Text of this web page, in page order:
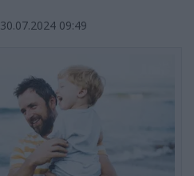
30.07.2024 09:49